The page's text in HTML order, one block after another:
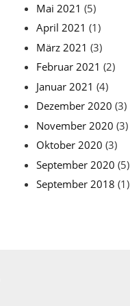
Mai 2021 (5)
April 2021 (1)
März 2021 (3)
Februar 2021 (2)
Januar 2021 (4)
Dezember 2020 (3)
November 2020 (3)
Oktober 2020 (3)
September 2020 (5)
September 2018 (1)